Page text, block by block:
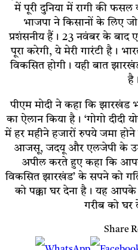
में पूरी दुनिया में रागी की
भाजपा ने किसानों के लिए
प्रशंसनीय हैं। 23 नवंबर के बाद
पूरा करेगी, ये मेरी गारंटी है।
विकसित होगी। यही बात
है।
पीएम मोदी ने कहा कि झारखंड
का ऐलान किया है। ‘गोगो
में हर महीने हजारों रुपये जमा
आजसू, जदयू और एलजेपी के
अपील करते हुए कहा कि
विकसित झारखंड’ के सपने को
को पक्का घर देना है। यह आपके
गरीब को घर
Share